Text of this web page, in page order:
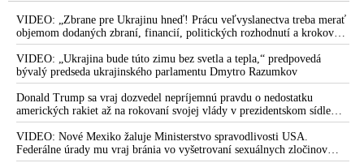
VIDEO: „Zbrane pre Ukrajinu hneď! Prácu veľvyslanectva treba merať
objemom dodaných zbraní, financií, politických rozhodnutí a krokov
tlaku na nepriateľa,“ povedal Volodymyr Zelenskyj zhromaždeným
ukrajinským diplomatom v Kyjeve. Donald Trump mu potom odkázal,
že USA Ukrajine nedodajú protiraketové systémy Patriot
VIDEO: „Ukrajina bude túto zimu bez svetla a tepla,“ predpovedá
bývalý predseda ukrajinského parlamentu Dmytro Razumkov
Donald Trump sa vraj dozvedel nepríjemnú pravdu o nedostatku
amerických rakiet až na rokovaní svojej vlády v prezidentskom sídle
Camp David v Marylande, a preto musel odložiť plánované útoky na
Irán. Prezident USA sa pre to údajne pohádal so šéfom Pentagónu, lebo
bol presvedčený o opaku
VIDEO: Nové Mexiko žaluje Ministerstvo spravodlivosti USA.
Federálne úrady mu vraj bránia vo vyšetrovaní sexuálnych zločinov